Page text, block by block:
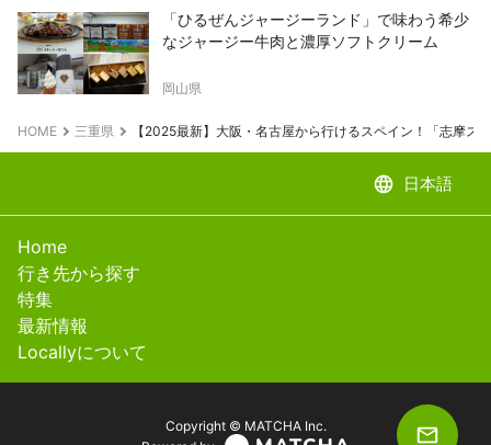
「ひるぜんジャージーランド」で味わう希少
なジャージー牛肉と濃厚ソフトクリーム
岡山県
HOME 三重県 【2025最新】大阪・名古屋から行けるスペイン！「志摩ス
language 日本語
Home
行き先から探す
特集
最新情報
Locallyについて
Copyright © MATCHA Inc.